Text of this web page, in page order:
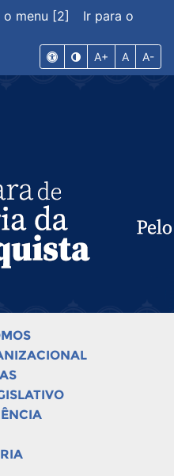
o menu [2]
Ir para o
A+ A A-